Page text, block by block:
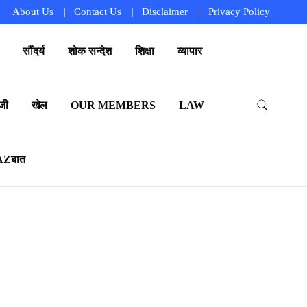
About Us Contact Us Disclaimer Privacy Policy
सौंदर्य शोक सन्देश शिक्षा व्यापार
खेल OUR MEMBERS LAW